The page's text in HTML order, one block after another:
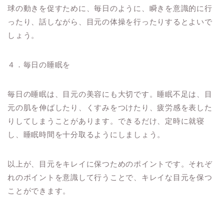
球の動きを促すために、毎日のように、瞬きを意識的に行
ったり、話しながら、目元の体操を行ったりするとよいで
しょう。
４．毎日の睡眠を
毎日の睡眠は、目元の美容にも大切です。睡眠不足は、目
元の肌を伸ばしたり、くすみをつけたり、疲労感を表した
りしてしまうことがあります。できるだけ、定時に就寝
し、睡眠時間を十分取るようにしましょう。
以上が、目元をキレイに保つためのポイントです。それぞ
れのポイントを意識して行うことで、キレイな目元を保つ
ことができます。